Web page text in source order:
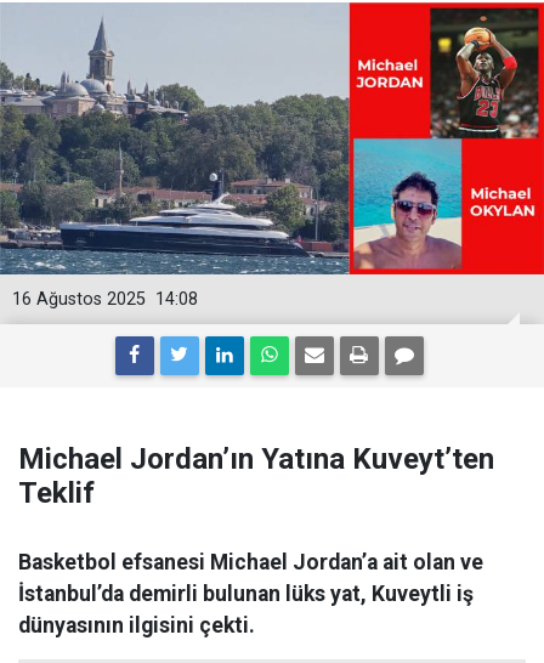
14:08
16 Ağustos 2025
Michael Jordan’ın Yatına Kuveyt’ten
Teklif
Basketbol efsanesi Michael Jordan’a ait olan ve
İstanbul’da demirli bulunan lüks yat, Kuveytli iş
dünyasının ilgisini çekti.